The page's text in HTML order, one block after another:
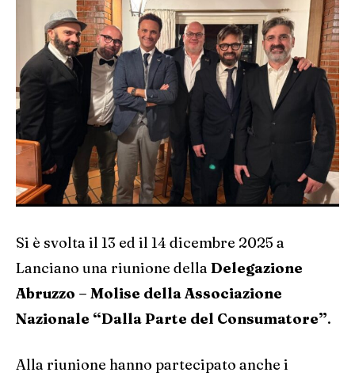
Si è svolta il 13 ed il 14 dicembre 2025 a
Lanciano una riunione della Delegazione
Abruzzo – Molise della Associazione
Nazionale “Dalla Parte del Consumatore”.
Alla riunione hanno partecipato anche i